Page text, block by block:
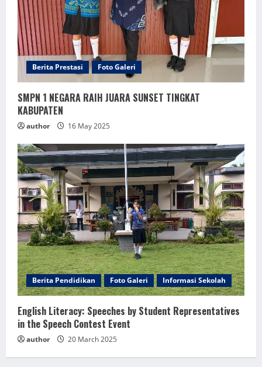
Berita Prestasi Foto Galeri
SMPN 1 NEGARA RAIH JUARA SUNSET TINGKAT
KABUPATEN
author 16 May 2025
Berita Pendidikan Foto Galeri Informasi Sekolah
English Literacy: Speeches by Student Representatives
in the Speech Contest Event
author 20 March 2025